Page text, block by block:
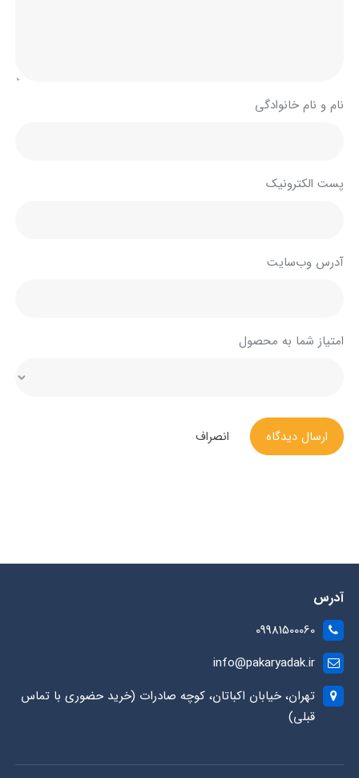
نام و نام خانوادگی
پست الکترونیک
آدرس وب‌سایت
امتیاز شما به محصول
ارسال دیدگاه انصراف
آدرس
09981500060
info@pakaryadak.ir
تهران، خیابان اکباتان، کوچه صادرات (خرید حضوری با تماس
قبلی)